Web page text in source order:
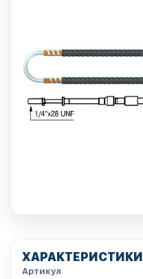
ХАРАКТЕРИСТИКИ
Артикул